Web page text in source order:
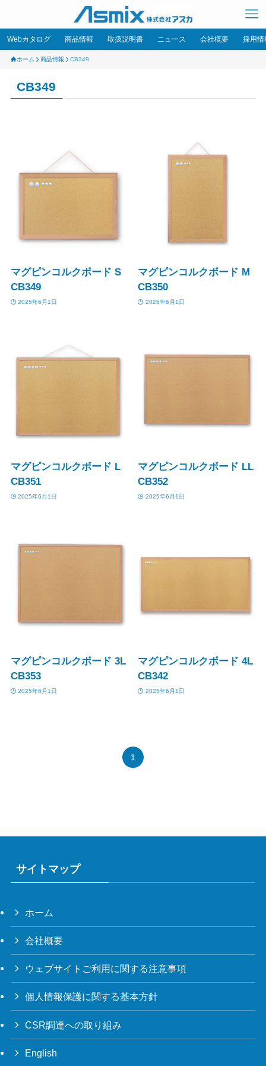
Webカタログ 商品情報 取扱説明書 ニュース 会社概要 採用情
ホーム 商品情報 CB349
CB349
マグピンコルクボード S
CB349
2025年6月1日
マグピンコルクボード M
CB350
2025年6月1日
マグピンコルクボード L
CB351
2025年6月1日
マグピンコルクボード LL
CB352
2025年6月1日
マグピンコルクボード 3L
CB353
2025年6月1日
マグピンコルクボード 4L
CB342
2025年6月1日
1
サイトマップ
ホーム
会社概要
ウェブサイトご利用に関する注意事項
個人情報保護に関する基本方針
CSR調達への取り組み
English